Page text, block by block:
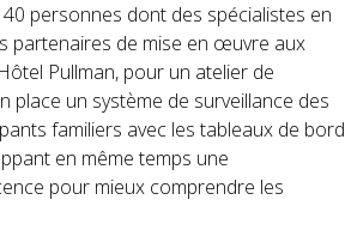
personnes dont des spécialistes en
partenaires de mise en œuvre aux
Pullman, pour un atelier de
un système de surveillance des
familiers avec les tableaux de bord
en même temps une
pour mieux comprendre les